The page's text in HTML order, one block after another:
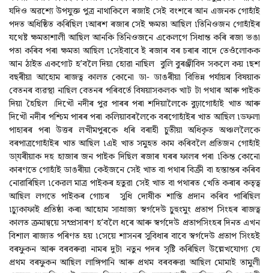
যদিও অৱশ্যে উপযুক্ত পুত্ৰ নাথাকিলে ৰজাই সেই বংশৰে আন এজনক গোহাঁই
পদত অধিষ্ঠিত কৰিছিল ৷আৰশ ৰজাৰ সেই ক্ষমতা আছিল ৷তিনিওজন গোহাঁইৰ
যথেষ্ট ক্ষমতাশালী আছিল আনকি তিনিওজনে একেলগে সিধান্ত কৰি ৰজা ভঙা
পতা কৰিব পৰা ক্ষমতা আছিল ৷সেইবাবে ই ৰজাৰ বৰ চৰাৰ বাদে তেওঁলোকক
আন ঠাইত একগোট হ’বলৈ দিয়া হোৱা নাছিল বুলি বুৰঞ্জীবিদ সকলে কয় ৷ছশ
বছৰীয়া আহোম ৰাজত্ব কালত কোনো ডা- ডাঙৰীয়া বিভিন্ন পৰ্যায়ৰ বিষয়াক
বেতনৰ ব্যৱস্থা নাছিল বেতনৰ পৰিবৰ্তে বিষয়াসকলক খাট টা পথাৰ আৰু পাইক
দিয়া হৈছিল ।দিখৌ নদীৰ পুৱ পাৰৰ পৰা শদিয়ালৈকে বুঢ়াগোহাঁই খাত আৰু
দিখৌ নদীৰ পশ্চিম পাৰৰ পৰা কলিয়াবৰলৈকে বৰগোহাঁইৰ খাত আছিল ৷ডফলা
পাহাৰৰ পৰা উত্তৰ লখীমপুৰকে ধৰি বৰাহী চুতীয়া অধিকৃত অঞ্চললৈকে
বৰপাত্ৰগোহাঁইৰ খাত আছিল ৷এই খাত সমুহত কাম কৰিবলৈ প্ৰতিজন গোহাঁই
ডা্যৰীয়াক দহ হাজাৰ জন পাইক দিছিল ৰজাৰ ঘৰৰ ফালৰ পৰা ৷কিন্ত কোনো
কাৰণতে গোহাঁই ডাঙৰীয়া কেইজনে সেই খাত বা পথাৰ বিক্ৰী বা হস্তান্তৰ কৰিব
নোৱাৰিছিল ৷কেৱল মাত্ৰ পাইকৰ হতুৱা সেই খাত বা পথাৰত খেতি কৰাৰ কতৃত্ব
আছিল লগতে পাইকৰ গোচৰ সুধি দোষীক শাস্তি প্ৰদান কৰিব পাৰিছিল
৷চ্যুকাফাই প্ৰতিষ্ঠা কৰা আহোম সাম্ৰাজ্য স্বৰ্গদেউ চুহুংমুং প্ৰতাপ সিংহৰ ৰাজত্ব
কালত ক্ৰমান্বয়ে সম্প্ৰসাৰণ হ’বলৈ ধৰে আৰু স্বৰ্গদেউ প্ৰতাপসিংহৰ দিনত এখন
বিশাল ৰাজ্যত পৰিণত হয় ৷সেয়ে শাসনৰ সুবিধাৰ বাবে স্বৰ্গদেউ প্ৰতাপ সিংহই
বৰফুকন আৰু বৰবৰুৱা নামৰ দুটা নতুন পদৰ সৃষ্টি কৰিছিল উল্লেখযোগ্য যে
প্ৰথম বৰফুকন আছিল লাঙ্গিপানি আৰু প্ৰথম বৰবৰুৱা আছিল মোমাই তামুলী